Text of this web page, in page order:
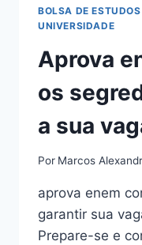
BOLSA DE ESTUDOS
UNIVERSIDADE
Aprova
os
a sua
Por Marcos
aprova enem
garantir sua
Prepare-se e